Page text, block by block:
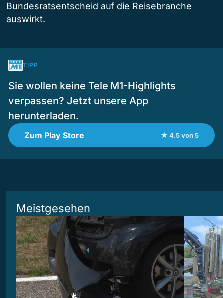
Bundesratsentscheid auf die Reisebranche
auswirkt.
TIPP
Sie wollen keine Tele M1-Highlights
verpassen? Jetzt unsere App
herunterladen.
Zum Play Store ★ 4.5 von 5
Meistgesehen